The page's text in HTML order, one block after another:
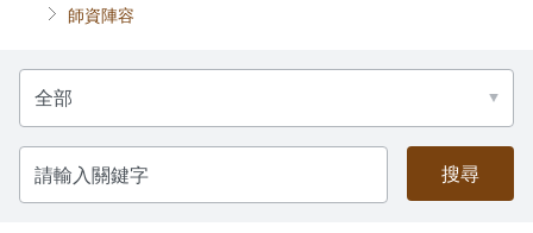
中心主任介紹
諮詢信箱
聯絡資訊
評鑑專區
課程規劃
授課大綱
教材資訊
課程列表
互動服務
檔案下載
相關連結
回空大首頁
首頁師資陣容
請
選
擇:
請
輸
入
關